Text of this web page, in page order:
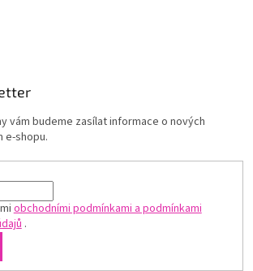
vám budeme zasílat informace o nových
e-shopu.
obchodními podmínkami a podmínkami
.